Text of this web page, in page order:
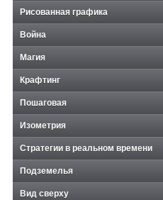
Рисованная графика
Война
Магия
Крафтинг
Пошаговая
Изометрия
Стратегии в реальном времени
Подземелья
Вид сверху